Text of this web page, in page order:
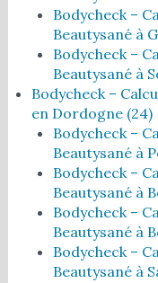
Bodycheck –
Beautysané à
Bodycheck –
Beautysané à
Bodycheck –
en Dordogne (24)
Bodycheck –
Beautysané à
Bodycheck –
Beautysané à
Bodycheck –
Beautysané à
Bodycheck –
Beautysané à